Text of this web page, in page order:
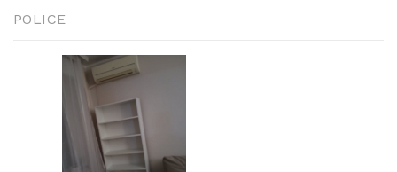
POLICE